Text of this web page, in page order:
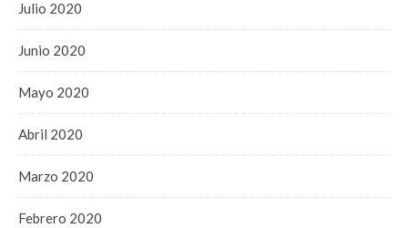
Julio 2020
Junio 2020
Mayo 2020
Abril 2020
Marzo 2020
Febrero 2020